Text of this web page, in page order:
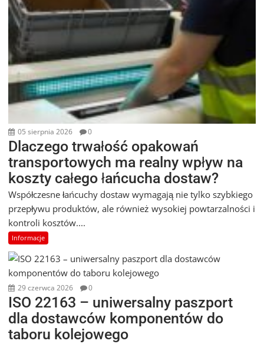
05 sierpnia 2026 0
Dlaczego trwałość opakowań
transportowych ma realny wpływ na
koszty całego łańcucha dostaw?
Współczesne łańcuchy dostaw wymagają nie tylko szybkiego
przepływu produktów, ale również wysokiej powtarzalności i
kontroli kosztów....
Informacje
29 czerwca 2026 0
ISO 22163 – uniwersalny paszport
dla dostawców komponentów do
taboru kolejowego